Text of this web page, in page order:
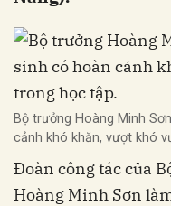
Bộ trưởng Hoàng Minh
cảnh khó khăn, vượt khó
Đoàn công tác của
Hoàng Minh Sơn